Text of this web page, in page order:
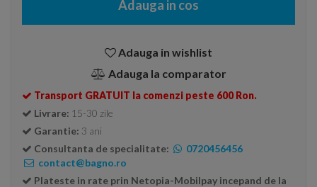
Adauga in cos
Adauga in wishlist
Adauga la comparator
Transport GRATUIT la comenzi peste 600 Ron.
Livrare: 15-30 zile
Garantie: 3 ani
Consultanta de specialitate:
0720456456
contact@bagno.ro
Plateste in rate prin Netopia-Mobilpay incepand de la